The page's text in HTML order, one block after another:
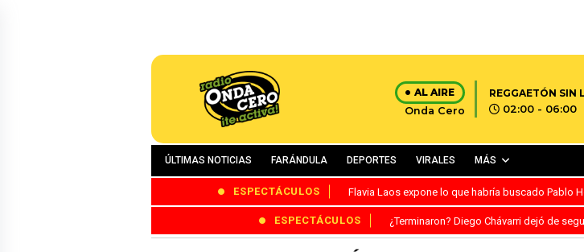
AL AIRE
Onda Cero
REGGAETÓN SIN
02:00 - 06:00
ÚLTIMAS NOTICIAS FARÁNDULA DEPORTES VIRALES MÁS
ESPECTÁCULOS Flavia Laos expone lo que habría buscado Pablo
ESPECTÁCULOS ¿Terminaron? Diego Chávarri dejó de